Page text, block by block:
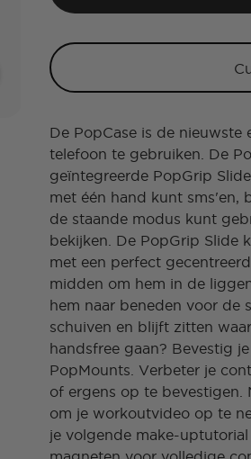
De PopCase is de nieuwste
telefoon te gebruiken. De
geïntegreerde PopGrip
met één hand kunt sms'en,
de staande modus kunt
bekijken. De PopGrip Slide
met een perfect
midden om hem in de
hem naar beneden voor de
schuiven en blijft zitten
handsfree gaan? Bevestig
PopMounts. Verbeter je
of ergens op te bevestigen.
om je workoutvideo op te
je volgende make-